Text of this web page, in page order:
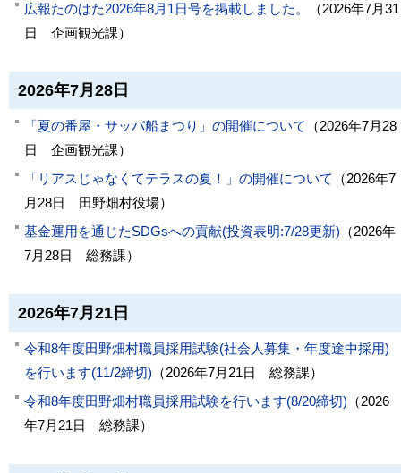
広報たのはた2026年8月1日号を掲載しました。
（2026年7月31
日
企画観光課）
2026年7月28日
「夏の番屋・サッパ船まつり」の開催について （2026年7月28
日
企画観光課）
「リアスじゃなくてテラスの夏！」の開催について
（2026年7
月28日
田野畑村役場）
基金運用を通じたSDGsへの貢献(投資表明:7/28更新) （2026年
7月28日
総務課）
2026年7月21日
令和8年度田野畑村職員採用試験(社会人募集・年度途中採用)
を行います(11/2締切) （2026年7月21日 総務課）
令和8年度田野畑村職員採用試験を行います(8/20締切) （2026
年7月21日
総務課）